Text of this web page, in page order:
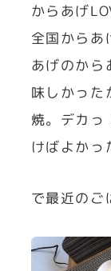
からあげ
全国からあ
あげのから
味しかった
焼。デカ
けばよかっ
で最近のご